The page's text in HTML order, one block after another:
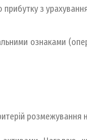
з
ознаками
розмежування